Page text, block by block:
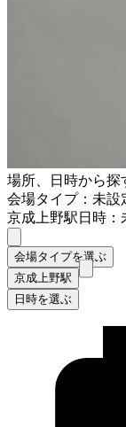
場所、日時から探
会場タイプ：未設
京成上野駅日時：
会場タイプを選ぶ
京成上野駅
日時を選ぶ